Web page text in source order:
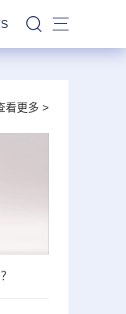
站内搜索
看更多 >